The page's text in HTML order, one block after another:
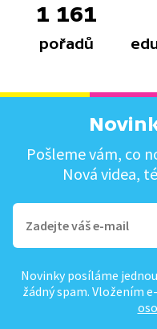
1 161
pořadů
Pošleme vám, co
Nová videa,
Novinky posíláme
žádný spam. Vložením